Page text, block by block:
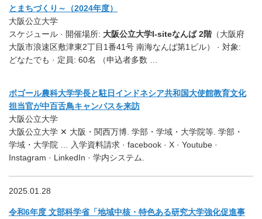
とまちづくり～（2024年度）
大阪公立大学
スケジュール · 開催場所: 大阪公立大学I-siteなんば 2階（大阪府
大阪市浪速区敷津東2丁目1番41号 南海なんば第1ビル） · 対象:
どなたでも · 定員: 60名 （申込者多数 …
ボゴール農科大学学長と駐日インドネシア共和国大使館教育文化
担当官が中百舌鳥キャンパスを来訪
大阪公立大学
大阪公立大学 ✕ 大阪・関西万博. 学部・学域・大学院等. 学部・
学域・大学院 … 入学資料請求 · facebook · X · Youtube ·
Instagram · LinkedIn · 学内システム.
2025.01.28
令和6年度 文部科学省「地域中核・特色ある研究大学強化促進事